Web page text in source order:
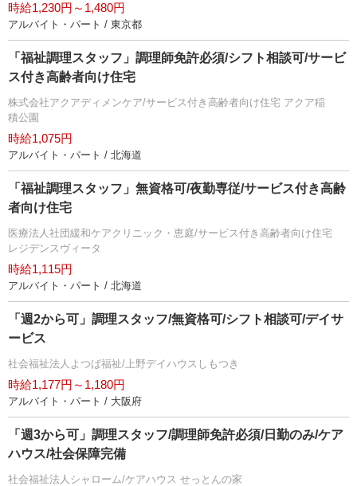
時給1,230円～1,480円
アルバイト・パート / 東京都
「福祉調理スタッフ」調理師免許必須/シフト相談可/サービ
ス付き高齢者向け住宅
株式会社アクアディメンケア/サービス付き高齢者向け住宅 アクア稲
積公園
時給1,075円
アルバイト・パート / 北海道
「福祉調理スタッフ」無資格可/夜勤専従/サービス付き高齢
者向け住宅
医療法人社団緩和ケアクリニック・恵庭/サービス付き高齢者向け住宅
レジデンスヴィータ
時給1,115円
アルバイト・パート / 北海道
「週2から可」調理スタッフ/無資格可/シフト相談可/デイサ
ービス
社会福祉法人よつば福祉/上野デイハウスしもつき
時給1,177円～1,180円
アルバイト・パート / 大阪府
「週3から可」調理スタッフ/調理師免許必須/日勤のみ/ケア
ハウス/社会保障完備
社会福祉法人シャローム/ケアハウス せっとんの家